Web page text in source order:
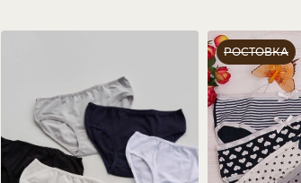
РОСТОВКА